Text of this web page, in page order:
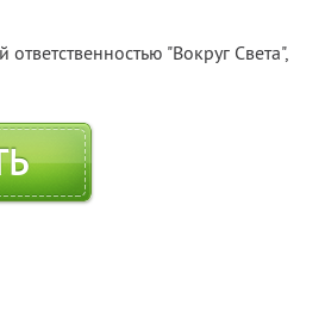
"Вокруг Света",